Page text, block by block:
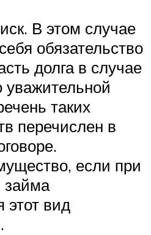
В этом случае
обязательство
долга в случае
уважительной
таких
перечислен в
если при
этот вид